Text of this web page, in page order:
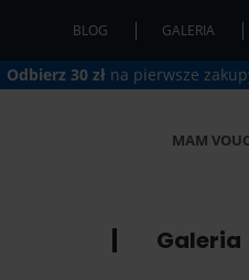
BLOG GALERIA
Odbierz 30 zł na pierwsze
MAM
Galeria